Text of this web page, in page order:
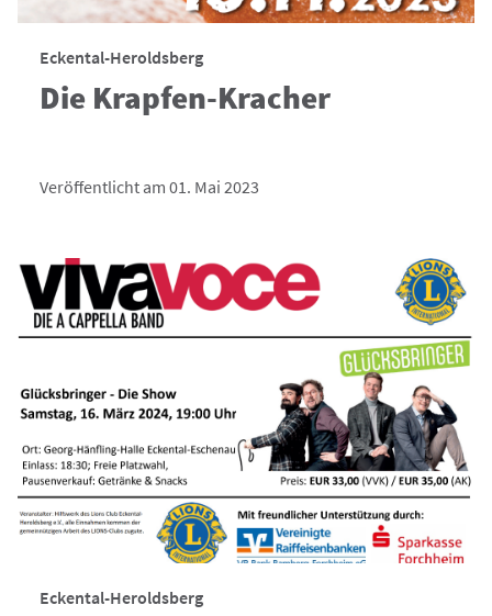
Eckental-Heroldsberg
Die Krapfen-Kracher
Veröffentlicht am 01. Mai 2023
Eckental-Heroldsberg